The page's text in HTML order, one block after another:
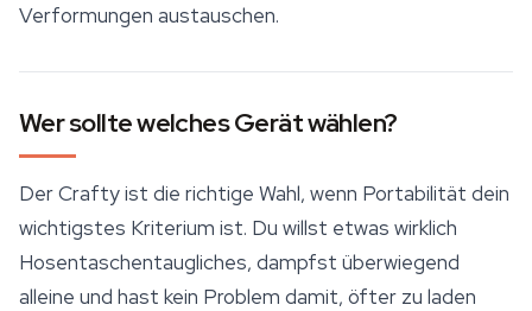
Verformungen austauschen.
Wer sollte welches Gerät wählen?
Der Crafty ist die richtige Wahl, wenn Portabilität dein
wichtigstes Kriterium ist. Du willst etwas wirklich
Hosentaschentaugliches, dampfst überwiegend
alleine und hast kein Problem damit, öfter zu laden